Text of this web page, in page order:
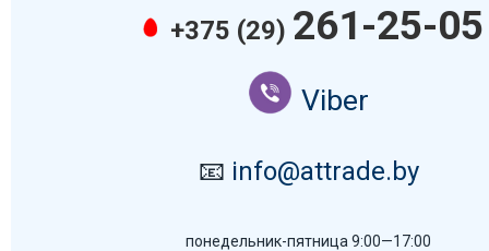
+375 (29) 261-25-05
Viber
📧 info@attrade.by
понедельник-пятница 9:00—17:00